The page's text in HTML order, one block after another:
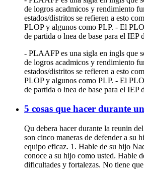
de logros acadmicos y rendimiento
estados/distritos se refieren a esto
PLOP y algunos como PLP. - El
de partida o lnea de base para el
- PLAAFP es una sigla en ingls que
de logros acadmicos y rendimiento
estados/distritos se refieren a esto
PLOP y algunos como PLP. - El
de partida o lnea de base para el
5 cosas que hacer durante
Qu debera hacer durante la reunin
son cinco maneras de defender a su
equipo eficaz. 1. Hable de su hijo
conoce a su hijo como usted. Hable
dificultades y fortalezas. No tiene